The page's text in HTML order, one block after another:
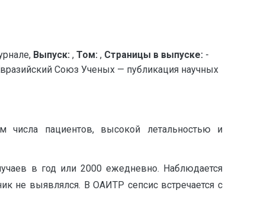
Выпуск: , Том: , Страницы в выпуске: -
Союз Ученых — публикация научных
числа пациентов, высокой летальностью и
в год или 2000 ежедневно. Наблюдается
не выявлялся. В ОАИТР сепсис встречается с